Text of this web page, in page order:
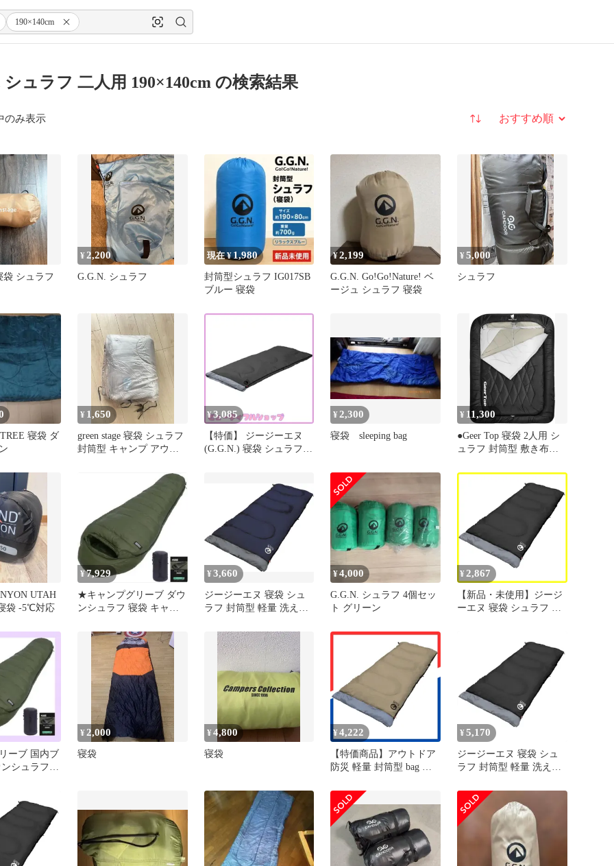
190×140cm
シュラフ 二人用 190×140cm の検索結果
のみ表示 並び替え
袋 シュラフ
¥ 2,200
G.G.N. シュラフ
現在 ¥1,980
封筒型シュラフ IG017SB
ブルー 寝袋
¥2,199
G.G.N. Go!Go!Nature! ベ
ージュ シュラフ 寝袋
¥5,000
シュラフ
寝袋 ダ
¥ 1,650
green stage 寝袋 シュラフ
封筒型 キャンプ アウト
¥3,085
【特価】 ジージーエヌ
(G.G.N.) 寝袋 シュラフ
泊 丸洗い可能 収納袋付
¥ 2,300
寝袋 sleeping bag
¥ 11,300
●Geer Top 寝袋 2人用 シ
ュラフ 封筒型 敷き布団
UTAH
袋 -5℃対応
¥7,929
★キャンプグリーブ ダウ
ンシュラフ 寝袋 キャン
ッズ
¥3,660
ジージーエヌ 寝袋 シュ
ラフ 封筒型 軽量 洗える
アウトドア 車中泊用 防
災 災害 収納袋付
¥4,000
G.G.N. シュラフ 4個セッ
ト グリーン
¥ 2,867
【新品・未使用】ジージ
ーエヌ 寝袋 シュラフ 封
トドア 車中泊用 防災 災
害 収納袋付
ーブ 国内ブ
シュラフ
¥ 2,000
寝袋
¥4,800
寝袋
¥ 4,222
【特価商品】アウトドア
防災 軽量 封筒型 bag 災
ールシーズン 車中泊 シ
ュラフ 寝袋 ジージーエ
ヌ
¥ 5,170
ジージーエヌ 寝袋 シュ
ラフ 封筒型 軽量 洗える
アウトドア 車中泊用 防
災 災害 収納袋付★
10df6f1f